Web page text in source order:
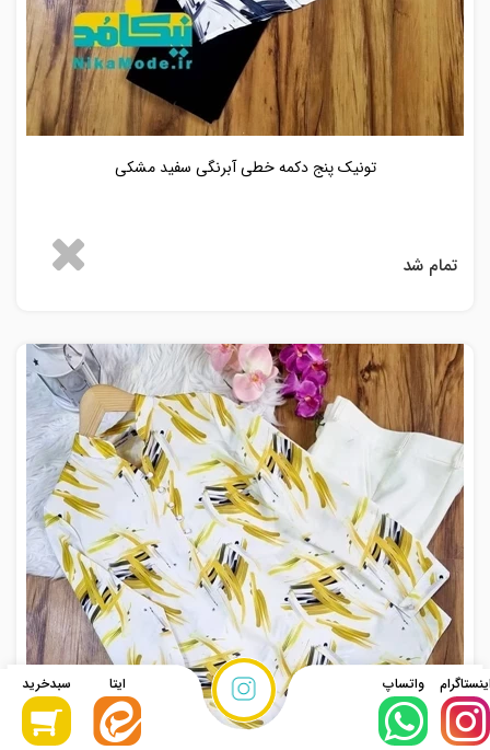
تونیک پنج دکمه خطی آبرنگی سفید مشکی
تمام شد
نحوه ثبت
سفارش